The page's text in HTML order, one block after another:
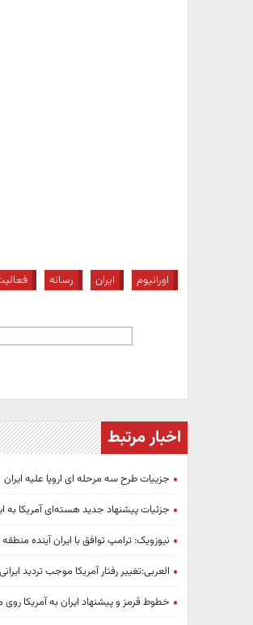
اورانیوم ایران رسانه
اخبار مرتبط
جزییات طرح سه مرحله ای اروپا علیه ایران
جزئیات پیشنهاد جدید هسته‌ای آمریکا به
نیوزویک: ترامپ توافق با ایران آینده
العربی:تغییر رفتار آمریکا موجب تردید
خطوط قرمز و پیشنهاد ایران به آمریکا روی